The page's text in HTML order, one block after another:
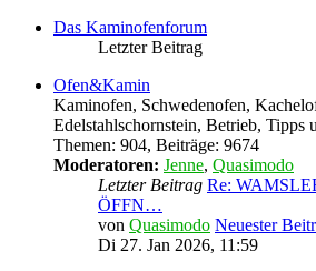
Das Kaminofenforum
Letzter Beitrag
Ofen&Kamin
Kaminofen, Schwedenofen,
Edelstahlschornstein, Betrieb, Tipps
Themen: 904, Beiträge: 9674
Moderatoren: Jenne, Quasimodo
Letzter Beitrag Re:
ÖFFN…
von Quasimodo Neuester
Di 27. Jan 2026, 11:59